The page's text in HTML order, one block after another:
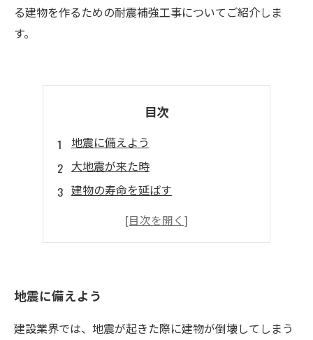
る建物を作るための耐震補強工事についてご紹介しま
す。
目次
地震に備えよう
大地震が来た時
建物の寿命を延ばす
安心して暮らせる住まい
地震に備えよう
建設業界では、地震が起きた際に建物が倒壊してしまう